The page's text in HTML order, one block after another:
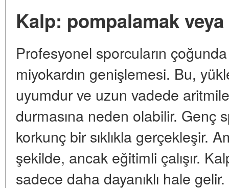
Kalp: pompalamak
Profesyonel sporcuların
miyokardın genişlemesi. Bu,
uyumdur ve uzun vadede
durmasına neden olabilir. Genç
korkunç bir sıklıkla gerçekleşir.
şekilde, ancak eğitimli çalışır.
sadece daha dayanıklı hale